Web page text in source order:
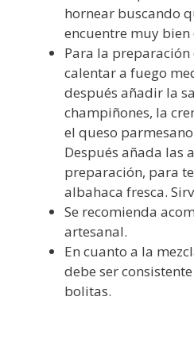
hornear buscando
encuentre muy bien
Para la preparación
calentar a fuego
después añadir la
champiñones, la
el queso
Después añada las
preparación, para
albahaca fresca.
Se recomienda
artesanal.
En cuanto a la
debe ser
bolitas.